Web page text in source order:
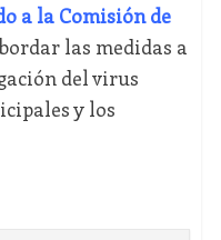
a la Comisión de
las medidas a
del virus
y los